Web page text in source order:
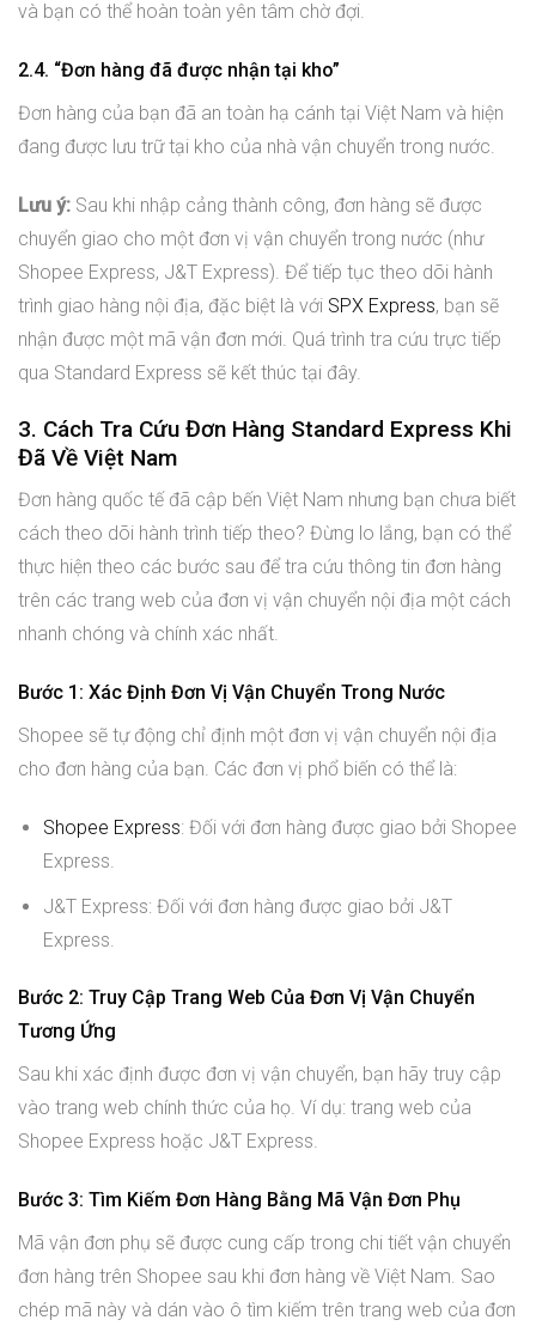
và bạn có thể hoàn toàn yên tâm chờ đợi.
2.4. “Đơn hàng đã được nhận tại kho”
Đơn hàng của bạn đã an toàn hạ cánh tại Việt Nam và hiện
đang được lưu trữ tại kho của nhà vận chuyển trong nước.
Lưu ý: Sau khi nhập cảng thành công, đơn hàng sẽ được
chuyển giao cho một đơn vị vận chuyển trong nước (như
Shopee Express, J&T Express). Để tiếp tục theo dõi hành
trình giao hàng nội địa, đặc biệt là với SPX Express, bạn sẽ
nhận được một mã vận đơn mới. Quá trình tra cứu trực tiếp
qua Standard Express sẽ kết thúc tại đây.
3. Cách Tra Cứu Đơn Hàng Standard Express Khi
Đã Về Việt Nam
Đơn hàng quốc tế đã cập bến Việt Nam nhưng bạn chưa biết
cách theo dõi hành trình tiếp theo? Đừng lo lắng, bạn có thể
thực hiện theo các bước sau để tra cứu thông tin đơn hàng
trên các trang web của đơn vị vận chuyển nội địa một cách
nhanh chóng và chính xác nhất.
Bước 1: Xác Định Đơn Vị Vận Chuyển Trong Nước
Shopee sẽ tự động chỉ định một đơn vị vận chuyển nội địa
cho đơn hàng của bạn. Các đơn vị phổ biến có thể là:
Shopee Express: Đối với đơn hàng được giao bởi Shopee
Express.
J&T Express: Đối với đơn hàng được giao bởi J&T
Express.
Bước 2: Truy Cập Trang Web Của Đơn Vị Vận Chuyển
Tương Ứng
Sau khi xác định được đơn vị vận chuyển, bạn hãy truy cập
vào trang web chính thức của họ. Ví dụ: trang web của
Shopee Express hoặc J&T Express.
Bước 3: Tìm Kiếm Đơn Hàng Bằng Mã Vận Đơn Phụ
Mã vận đơn phụ sẽ được cung cấp trong chi tiết vận chuyển
đơn hàng trên Shopee sau khi đơn hàng về Việt Nam. Sao
chép mã này và dán vào ô tìm kiếm trên trang web của đơn